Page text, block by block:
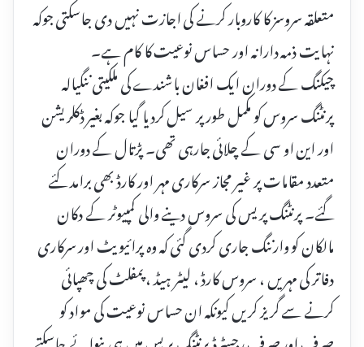
متعلقہ سروسز کا کاروبار کرنے کی اجازت نہیں دی جاسکتی جوکہ
نہایت ذمہ دارانہ اور حساس نوعیت کا کام ہے۔
چیکنگ کے دوران ایک افغان باشندے کی ملکیتی ننگیالہ
پرنٹنگ سروس کو مکمل طورپر سیل کردیا گیا جوکہ بغیر ڈکلریشن
اور این او سی کے چلائی جارہی تھی۔ پڑتال کے دوران
متعدد مقامات پر غیر مجاز سرکاری مہر اور کارڈ بھی برامد کئے
گئے۔ پرنٹنگ پریس کی سروس دینے والی کمپیوٹر کے دکان
مالکان کو وارننگ جاری کردی گئی کہ وہ پرائیویٹ اور سرکاری
دفاتر کی مہریں ، سروس کارڈ ، لیٹر ہیڈ ، پمفلٹ کی چھپائی
کرنے سے گریز کریں کیونکہ ان حساس نوعیت کی مواد کو